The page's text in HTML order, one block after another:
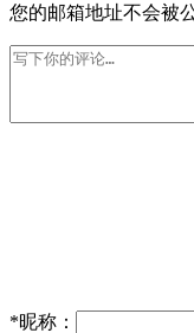
您的邮箱地址不会被
*昵称：